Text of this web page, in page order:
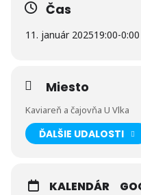
Čas
11. január 202519:00-0:00
Miesto
Kaviareň a čajovňa U Vlka
ĎALŠIE UDALOSTI
KALENDÁR